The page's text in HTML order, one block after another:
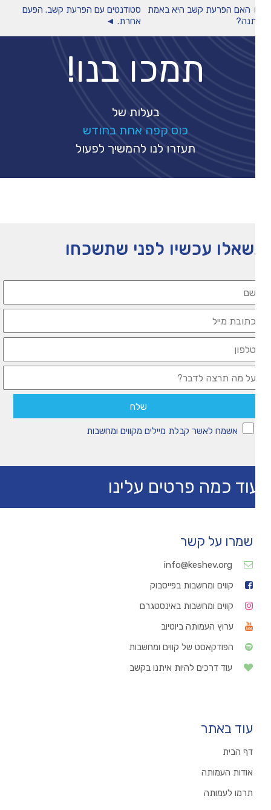
תמכו בנו!
בעלות של
כוס קפה אחת בחודש
תעזרו לנו להמשיך לפעול
הפרעת קשב היא באמת סטודנטים עם הפרעת קשב. הפעם
אחרת. ◄
עכשיו לפני שתשכחו
אשמח לאשר קבלת מיילים מקווים ומחשבות
כמה פרטים עלינו
שמרו על קשר
info@keshev.org
קווים ומחשבות בפייסבוק
קווים ומחשבות באינסטגרם
ערוץ העמותה ביוטיוב
הפודקאסט של קווים ומחשבות
עוד דרכים להיות איתנו בקשב
עוד באתר
דף הבית
אודות העמותה
תרמו לעמותה